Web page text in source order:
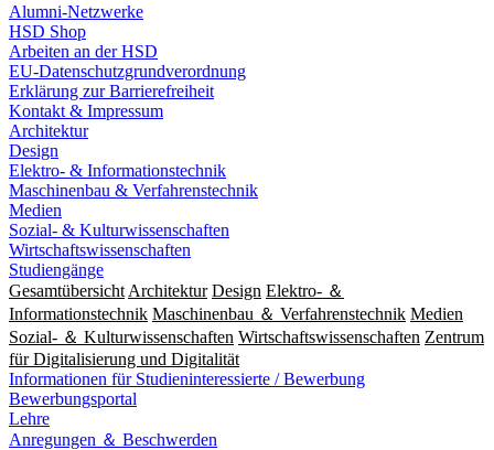
Alumni-Netzwerke
HSD Shop
Arbeiten an der HSD
EU-Datenschutzgrundverordnung
Erklärung zur Barrierefreiheit
Kontakt & Impressum
Architektur
Design
Elektro- & Informationstechnik
Maschinenbau & Verfahrenstechnik
Medien
Sozial- & Kulturwissenschaften
Wirtschaftswissenschaften
Studiengänge
Gesamtübersicht Architektur Design Elektro- ＆
Informationstechnik Maschinenbau ＆ Verfahrenstechnik Medien
Sozial- ＆ Kulturwissenschaften Wirtschaftswissenschaften Zentrum
für Digitalisierung und Digitalität
Informationen für Studieninteressierte / Bewerbung
Bewerbungsportal
Lehre
Anregungen ＆ Beschwerden